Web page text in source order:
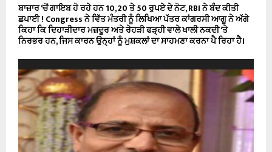
ਬਾਜ਼ਾਰ ‘ਚੋਂ ਗਾਇਬ ਹੋ ਰਹੇ ਹਨ 10, 20 ਤੇ 50 ਰੁਪਏ ਦੇ ਨੋਟ, RBI ਨੇ ਬੰਦ ਕੀਤੀ
ਛਪਾਈ ! Congress ਨੇ ਵਿੱਤ ਮੰਤਰੀ ਨੂੰ ਲਿਖਿਆ ਪੱਤਰ ਕਾਂਗਰਸੀ ਆਗੂ ਨੇ ਅੱਗੇ
ਕਿਹਾ ਕਿ ਦਿਹਾੜੀਦਾਰ ਮਜ਼ਦੂਰ ਅਤੇ ਰੇਹੜੀ ਫੜ੍ਹੀ ਵਾਲੇ ਖਾਲੀ ਨਕਦੀ ‘ਤੇ
ਨਿਰਭਰ ਹਨ, ਜਿਸ ਕਾਰਨ ਉਨ੍ਹਾਂ ਨੂੰ ਮੁਸ਼ਕਲਾਂ ਦਾ ਸਾਹਮਣਾ ਕਰਨਾ ਪੈ ਰਿਹਾ ਹੈ।